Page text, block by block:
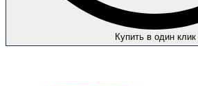
Купить в один клик